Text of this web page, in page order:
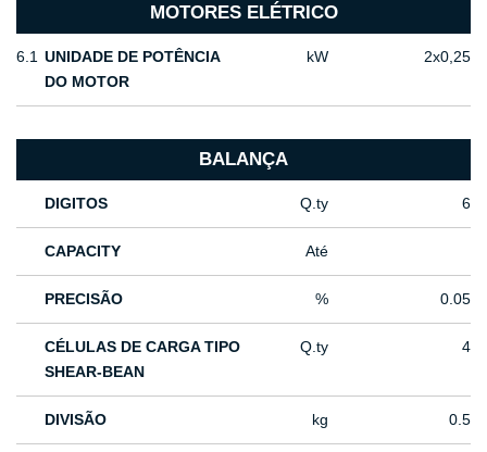
MOTORES ELÉTRICO
6.1 UNIDADE DE POTÊNCIA
DO MOTOR
kW 2x0,25
BALANÇA
DIGITOS Q.ty 6
CAPACITY Até
PRECISÃO % 0.05
CÉLULAS DE CARGA TIPO
SHEAR-BEAN
Q.ty 4
DIVISÃO kg 0.5